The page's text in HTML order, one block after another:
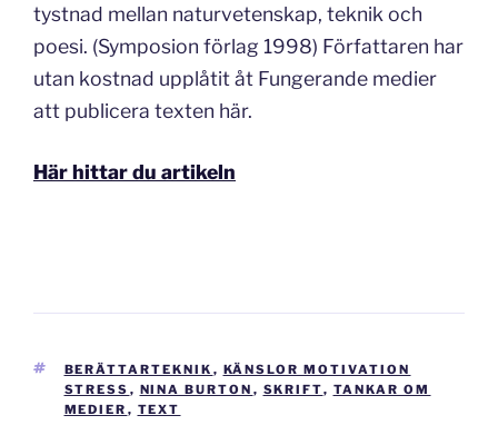
tystnad mellan naturvetenskap, teknik och
poesi. (Symposion förlag 1998) Författaren har
utan kostnad upplåtit åt Fungerande medier
att publicera texten här.
Här hittar du artikeln
TAGGAR
BERÄTTARTEKNIK , KÄNSLOR MOTIVATION
STRESS , NINA BURTON , SKRIFT, TANKAR OM
MEDIER , TEXT